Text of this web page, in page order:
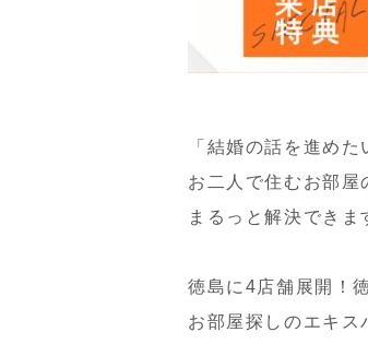
「結婚の話を進め
お二人で住むお部屋
まるっと解決できま
徳島に4店舗展開！
お部屋探しのエキス